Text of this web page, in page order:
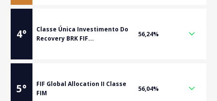
4°
Classe Única Investimento Do
Recovery BRK FIF...
56,24%
5°
FIF Global Allocation II Classe
FIM
56,04%